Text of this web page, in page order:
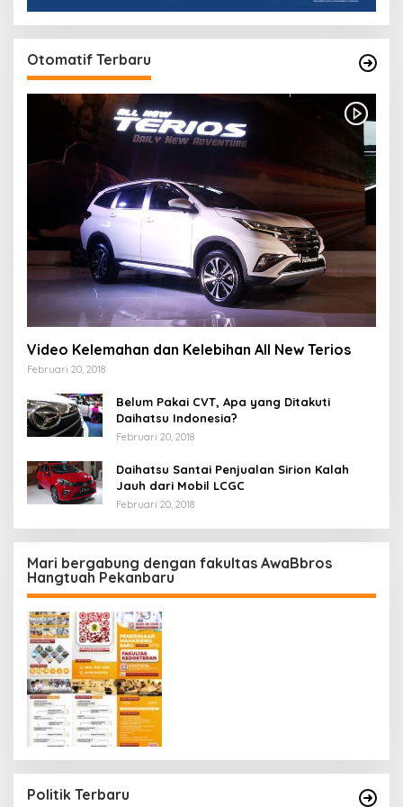
Otomatif Terbaru
Video Kelemahan dan Kelebihan All New Terios
Februari 20, 2018
Belum Pakai CVT, Apa yang Ditakuti
Daihatsu Indonesia?
Februari 20, 2018
Daihatsu Santai Penjualan Sirion Kalah
Jauh dari Mobil LCGC
Februari 20, 2018
Mari bergabung dengan fakultas AwaBbros
Hangtuah Pekanbaru
Politik Terbaru